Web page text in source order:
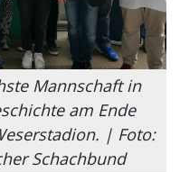
Mannschaft in
am Ende
| Foto:
Schachbund